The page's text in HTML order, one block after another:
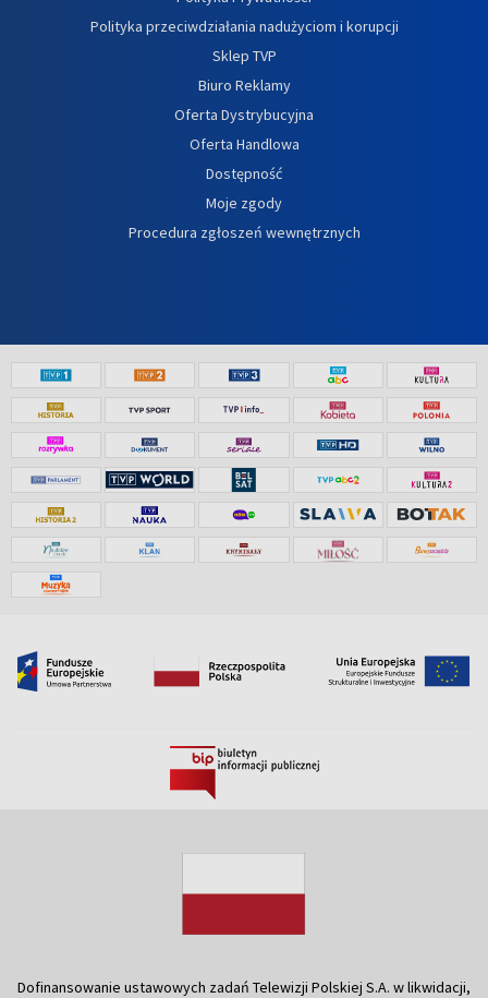
Polityka przeciwdziałania nadużyciom i korupcji
Sklep TVP
Biuro Reklamy
Oferta Dystrybucyjna
Oferta Handlowa
Dostępność
Moje zgody
Procedura zgłoszeń wewnętrznych
Dofinansowanie ustawowych zadań Telewizji Polskiej S.A. w likwidacji,